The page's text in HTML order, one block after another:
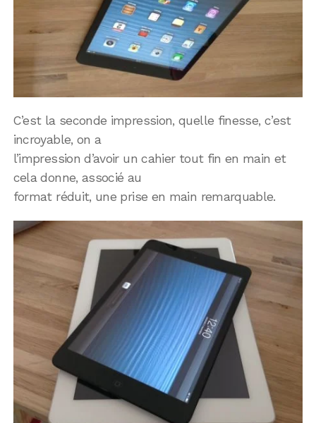
C’est la seconde impression, quelle finesse, c’est
incroyable, on a
l’impression d’avoir un cahier tout fin en main et
cela donne, associé au
format réduit, une prise en main remarquable.